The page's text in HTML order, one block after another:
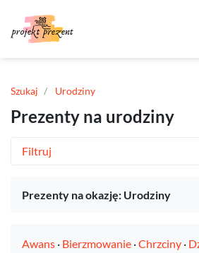
Szukaj Urodziny
Prezenty na urodziny
Filtruj
Prezenty na okazję: Urodziny
Awans · Bierzmowanie ·Chrzciny ·